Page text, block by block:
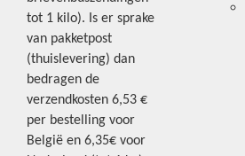
tot 1 kilo). Is er sprake
van pakketpost
(thuislevering) dan
bedragen de
verzendkosten 6,53 €
per bestelling voor
België en 6,35€ voor